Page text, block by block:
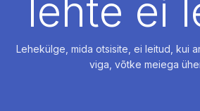
lehte ei
Lehekülge, mida otsisite, ei leitud, kui
viga, võtke meiega